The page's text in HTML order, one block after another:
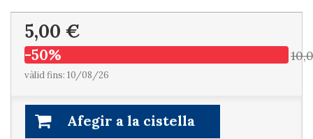
5,00 €
-50%
vàlid fins: 10/08/26
Afegir a la cistella